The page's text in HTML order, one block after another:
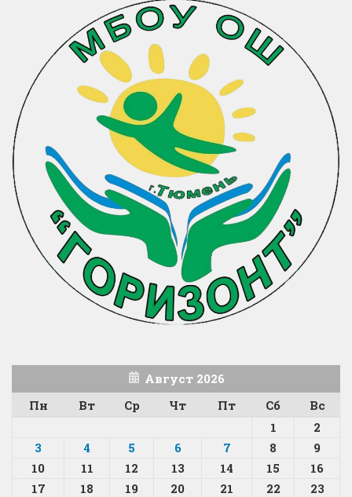
Август 2026
Пн
Вт Ср Чт Пт Сб
Вс
1
2
3
4 5 6 7 8
9
10
11 12 13 14 15
16
17
18 19 20 21 22
23